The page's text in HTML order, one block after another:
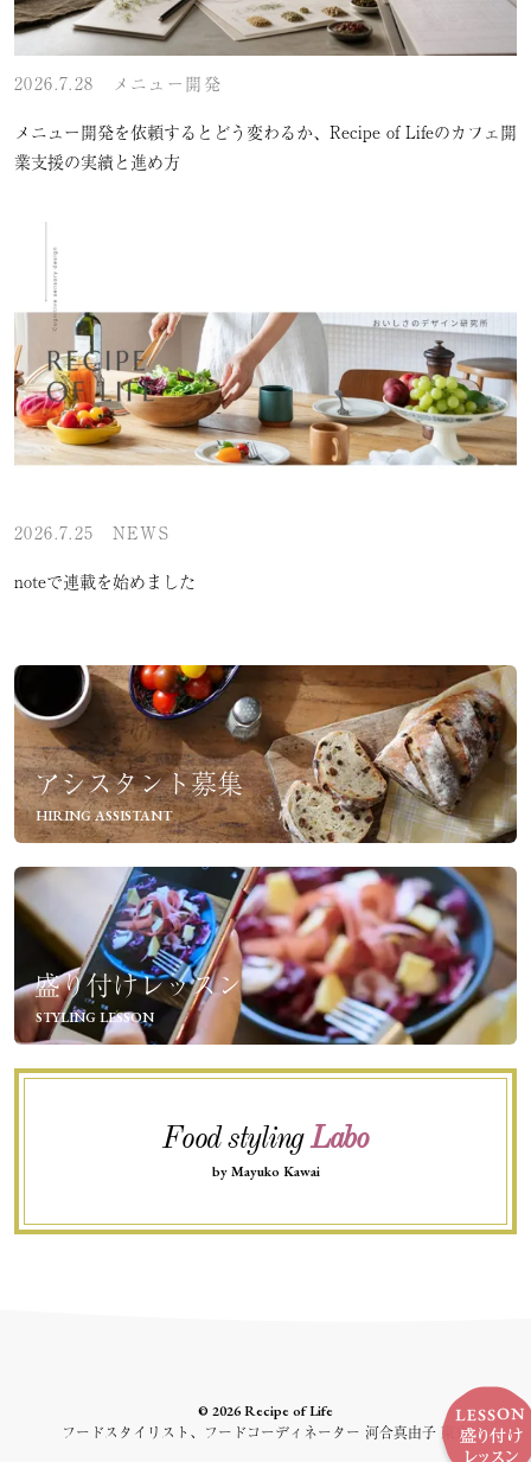
2026.7.28 メニュー開発
メニュー開発を依頼するとどう変わるか、Recipe of Lifeのカフェ開
業支援の実績と進め方
2026.7.25 NEWS
noteで連載を始めました
アシスタント募集
HIRING ASSISTANT
盛り付けレッスン
STYLING LESSON
Food stylingLabo
by Mayuko Kawai
© 2026 Recipe of Life
フードスタイリスト、フードコーディネーター 河合真由子 東京